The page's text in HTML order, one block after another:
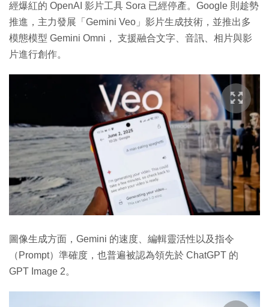
經爆紅的 OpenAI 影片工具 Sora 已經停產。Google 則趁勢
推進，主力發展「Gemini Veo」影片生成技術，並推出多
模態模型 Gemini Omni， 支援融合文字、音訊、相片與影
片進行創作。
圖像生成方面，Gemini 的速度、編輯靈活性以及指令
（Prompt）準確度，也普遍被認為領先於 ChatGPT 的
GPT Image 2。